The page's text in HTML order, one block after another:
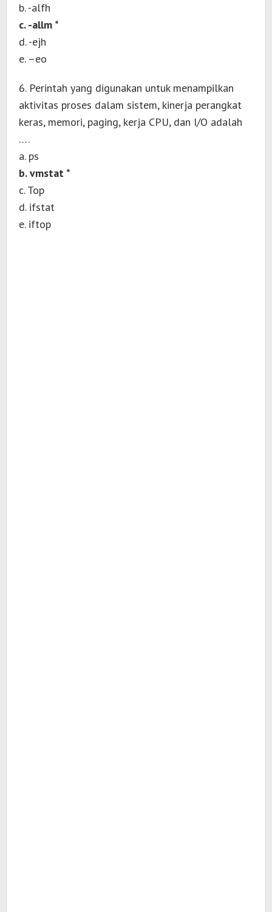
b. -alfh
c. -allm *
d. -ejh
e. –eo
6. Perintah yang digunakan untuk menampilkan
aktivitas proses dalam sistem, kinerja perangkat
keras, memori, paging, kerja CPU, dan I/O adalah
….
a. ps
b. vmstat *
c. Top
d. ifstat
e. iftop